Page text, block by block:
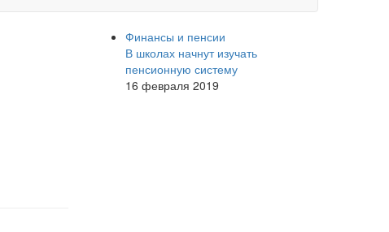
Финансы и пенсии
В школах начнут изучать
пенсионную систему
16 февраля 2019